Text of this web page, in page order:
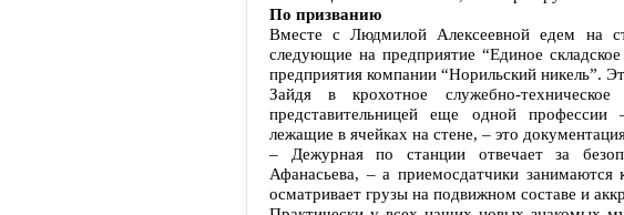
По призванию
Вместе с Людмилой Алексеевной едем на
следующие на предприятие “Единое
предприятия компании “Норильский никель”.
Зайдя в крохотное служебно-
представительницей еще одной
лежащие в ячейках на стене, – это
– Дежурная по станции отвечает за
Афанасьева, – а приемосдатчики
осматривает грузы на подвижном составе и